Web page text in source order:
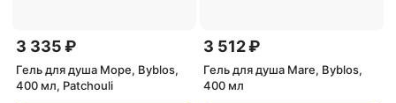
3 335 ₽
Гель для душа Море, Byblos,
400 мл, Patchouli
3 512 ₽
Гель для душа Mare, Byblos,
400 мл